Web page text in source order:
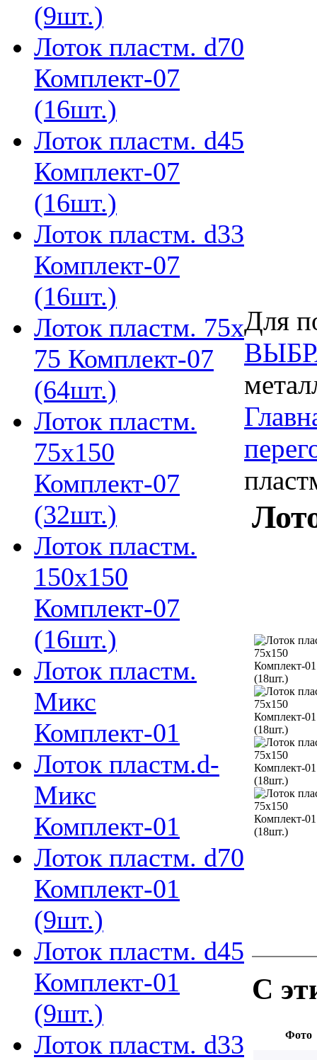
(9шт.)
Лоток пластм. d70
Комплект-07
(16шт.)
Лоток пластм. d45
Комплект-07
(16шт.)
Лоток пластм. d33
Комплект-07
(16шт.)
Лоток пластм. 75х
75 Комплект-07
(64шт.)
Лоток пластм.
75х150
Комплект-07
(32шт.)
Лоток пластм.
150х150
Комплект-07
(16шт.)
Лоток пластм.
Микс
Комплект-01
Лоток пластм.d-
Микс
Комплект-01
Лоток пластм. d70
Комплект-01
(9шт.)
Лоток пластм. d45
Комплект-01
(9шт.)
Лоток пластм. d33
Для
С
Фото